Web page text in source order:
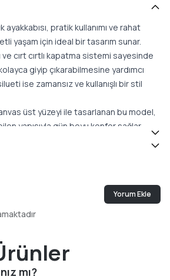
pratik kullanımı ve rahat
yaşam için ideal bir tasarım sunar.
ve cırt cırtlı kapatma sistemi sayesinde
giyip çıkarabilmesine yardımcı
ise zamansız ve kullanışlı bir stil
üst yüzeyi ile tasarlanan bu model,
yapısıyla gün boyu konfor sağlar.
yumuşak destek sunarken hafif
– %68 jüt ve %32 pamuk karışımı
cırt cırtlı kapatma sistemi
kolay giyilip çıkarılabilir tasarım
CloudBound™ köpük tabanlık
Yorum Ekle
mı?